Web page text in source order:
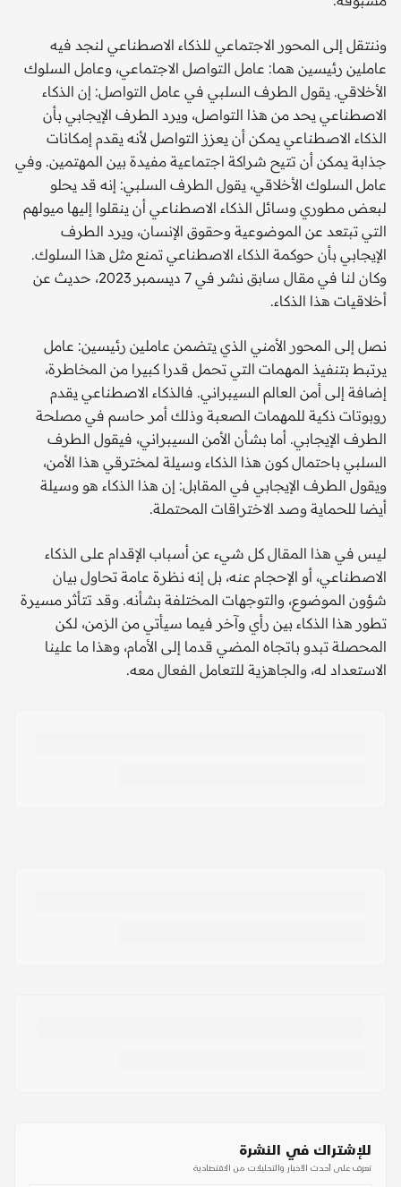
وننتقل إلى المحور الاجتماعي للذكاء الاصطناعي لنجد فيه
عاملين رئيسين هما: عامل التواصل الاجتماعي، وعامل السلوك
الأخلاقي. يقول الطرف السلبي في عامل التواصل: إن الذكاء
الاصطناعي يحد من هذا التواصل، ويرد الطرف الإيجابي بأن
الذكاء الاصطناعي يمكن أن يعزز التواصل لأنه يقدم إمكانات
جذابة يمكن أن تتيح شراكة اجتماعية مفيدة بين المهتمين. وفي
عامل السلوك الأخلاقي، يقول الطرف السلبي: إنه قد يحلو
لبعض مطوري وسائل الذكاء الاصطناعي أن ينقلوا إليها ميولهم
التي تبتعد عن الموضوعية وحقوق الإنسان، ويرد الطرف
الإيجابي بأن حوكمة الذكاء الاصطناعي تمنع مثل هذا السلوك.
وكان لنا في مقال سابق نشر في 7 ديسمبر 2023، حديث عن
أخلاقيات هذا الذكاء.
نصل إلى المحور الأمني الذي يتضمن عاملين رئيسين: عامل
يرتبط بتنفيذ المهمات التي تحمل قدرا كبيرا من المخاطرة،
إضافة إلى أمن العالم السيبراني. فالذكاء الاصطناعي يقدم
روبوتات ذكية للمهمات الصعبة وذلك أمر حاسم في مصلحة
الطرف الإيجابي. أما بشأن الأمن السيبراني، فيقول الطرف
السلبي باحتمال كون هذا الذكاء وسيلة لمخترقي هذا الأمن،
ويقول الطرف الإيجابي في المقابل: إن هذا الذكاء هو وسيلة
أيضا للحماية وصد الاختراقات المحتملة.
ليس في هذا المقال كل شيء عن أسباب الإقدام على الذكاء
الاصطناعي، أو الإحجام عنه، بل إنه نظرة عامة تحاول بيان
شؤون الموضوع، والتوجهات المختلفة بشأنه. وقد تتأثر مسيرة
تطور هذا الذكاء بين رأي وآخر فيما سيأتي من الزمن، لكن
المحصلة تبدو باتجاه المضي قدما إلى الأمام، وهذا ما علينا
الاستعداد له، والجاهزية للتعامل الفعال معه.
للإشتراك في النشرة
تعرف على أحدث الأخبار والتحليلات من الاقتصادية